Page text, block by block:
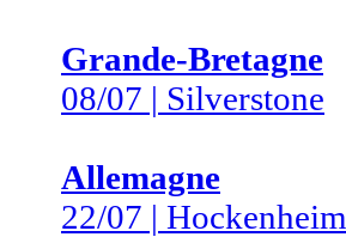
Grande-Bretagne
08/07 | Silverstone
Allemagne
22/07 | Hockenheim